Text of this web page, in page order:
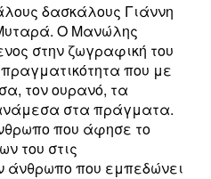
δασκάλους Γιάννη
Ο Μανώλης
στην ζωγραφική του
που με
τον ουρανό, τα
στα πράγματα.
που άφησε το
του στις
άνθρωπο που εμπεδώνει